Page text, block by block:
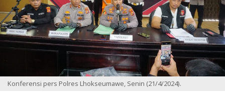
Konferensi pers Polres Lhokseumawe, Senin (21/4/2024).